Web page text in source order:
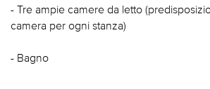
- Tre ampie camere da letto
camera per ogni stanza)
- Bagno